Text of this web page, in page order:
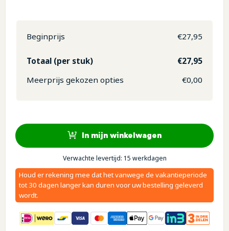
Meerprijs gekozen opties €0,00
Beginprijs €27,95
Totaal (per stuk) €27,95
In mijn winkelwagen
Verwachte levertijd: 15 werkdagen
Houd er rekening mee dat het vanwege de vakantieperiode
tot 30 dagen langer kan duren voor uw bestelling geleverd
wordt.